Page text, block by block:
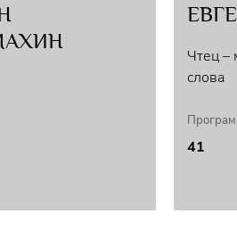
Чтец –
слова
41